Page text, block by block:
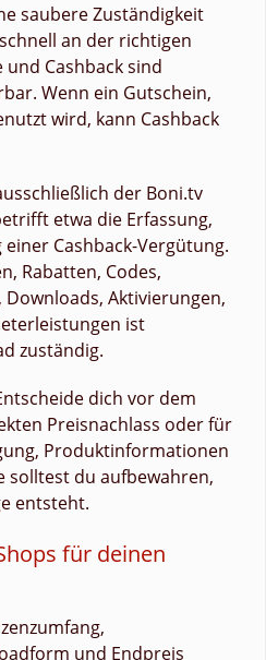
saubere Zuständigkeit
an der richtigen
Cashback sind
Wenn ein Gutschein,
wird, kann Cashback
der Boni.tv
etwa die Erfassung,
Cashback-Vergütung.
Rabatten, Codes,
Aktivierungen,
ist
zuständig.
dich vor dem
Preisnachlass oder für
Produktinformationen
solltest du aufbewahren,
entsteht.
für deinen
und Endpreis